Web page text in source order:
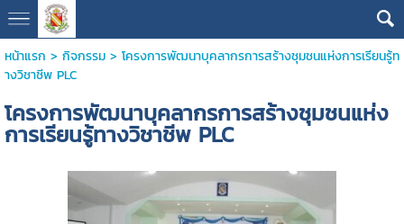
หน้าแรก > กิจกรรม> โครงการพัฒนาบุคลากรการสร้างชุมชนแห่งการเรียนรู้ท
างวิชาชีพ PLC
โครงการพัฒนาบุคลากรการสร้างชุมชนแห่ง
การเรียนรู้ทางวิชาชีพ PLC